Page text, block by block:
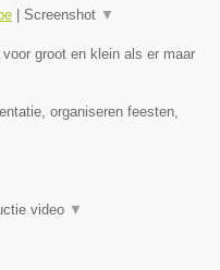
Screenshot ▼
groot en klein als er maar
organiseren feesten,
video ▼